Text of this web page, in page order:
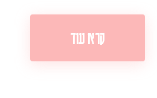
קרא עוד